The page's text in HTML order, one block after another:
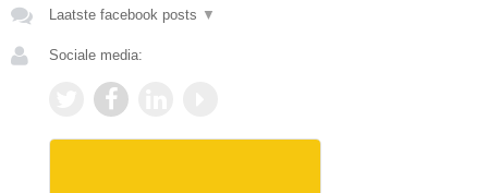
Laatste facebook posts ▼
Sociale media: